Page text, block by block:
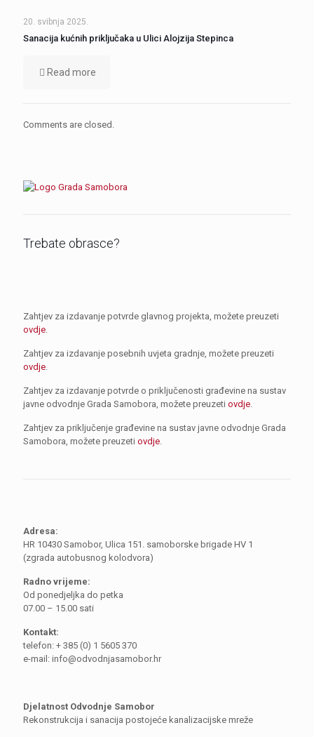
20. svibnja 2025.
Sanacija kućnih priključaka u Ulici Alojzija Stepinca
Read more
Comments are closed.
Trebate obrasce?
Zahtjev za izdavanje potvrde glavnog projekta, možete preuzeti
ovdje.
Zahtjev za izdavanje posebnih uvjeta gradnje, možete preuzeti
ovdje.
Zahtjev za izdavanje potvrde o priključenosti građevine na sustav
javne odvodnje Grada Samobora, možete preuzeti ovdje.
Zahtjev za priključenje građevine na sustav javne odvodnje Grada
Samobora, možete preuzeti ovdje.
Adresa:
HR 10430 Samobor, Ulica 151. samoborske brigade HV 1
(zgrada autobusnog kolodvora)
Radno vrijeme:
Od ponedjeljka do petka
07.00 – 15.00 sati
Kontakt:
telefon: + 385 (0) 1 5605 370
e-mail: info@odvodnjasamobor.hr
Djelatnost Odvodnje Samobor
Rekonstrukcija i sanacija postojeće kanalizacijske mreže